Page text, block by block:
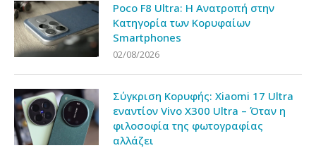
Poco F8 Ultra: Η Ανατροπή στην
Κατηγορία των Κορυφαίων
Smartphones
02/08/2026
Σύγκριση Κορυφής: Xiaomi 17 Ultra
εναντίον Vivo X300 Ultra – Όταν η
φιλοσοφία της φωτογραφίας
αλλάζει